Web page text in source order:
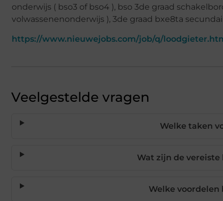
onderwijs ( bso3 of bso4 ), bso 3de graad
volwassenenonderwijs ), 3de graad bxe8ta
https://www.nieuwejobs.com/job/q/
Veelgestelde vragen
Welke taken
Wat zijn de
Welke